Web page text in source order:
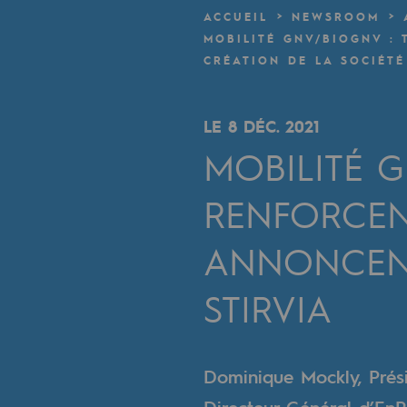
Un réseau local et européen
Une organisation adaptative et
Transversalité et Collaboratif
Notre culture et nos valeurs
Une organisation certifiée
Notre organisation
ACCUEIL NEWSROOM
MOBILITÉ GNV/BIOGNV :
CRÉATION DE LA
LE 8 DÉC. 2021
MOBILITÉ
STIRVIA
Dominique Mockly,